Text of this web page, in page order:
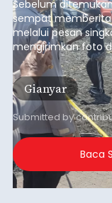
Sebelum
sempat
melalui pesan
mengirimkan foto
istrinya.
Gianyar
Submitted by
Baca